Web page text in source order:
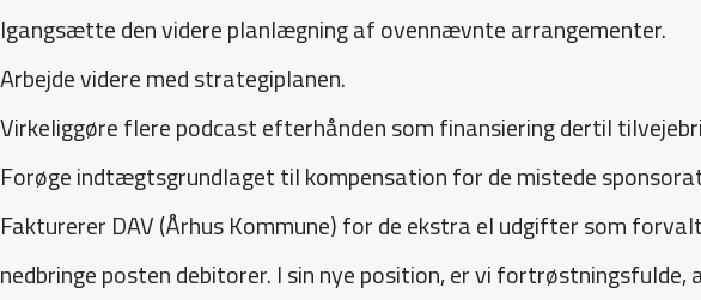
Igangsætte den videre planlægning af ovennævnte arrangementer.
Arbejde videre med strategiplanen.
Virkeliggøre flere podcast efterhånden som finansiering dertil
Forøge indtægtsgrundlaget til kompensation for de mistede
Fakturerer DAV (Århus Kommune) for de ekstra el udgifter som
nedbringe posten debitorer. I sin nye position, er vi fortrøstningsfulde,